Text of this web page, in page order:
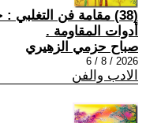
(38) مقامة فن
أدوات المقاومة .
صباح حزمي الزهيري
2026 / 8 / 6
الادب والفن